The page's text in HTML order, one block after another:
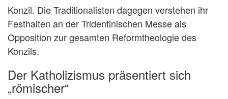
Konzil. Die Traditionalisten dagegen verstehen ihr
Festhalten an der Tridentinischen Messe als
Opposition zur gesamten Reformtheologie des
Konzils.
Der Katholizismus präsentiert sich
„römischer“